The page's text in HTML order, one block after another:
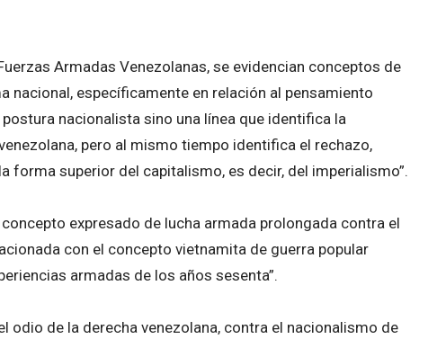
Armadas Venezolanas, se evidencian conceptos de
nacional, específicamente en relación al pensamiento
nacionalista sino una línea que identifica la
pero al mismo tiempo identifica el rechazo,
forma superior del capitalismo, es decir, del imperialismo”.
expresado de lucha armada prolongada contra el
con el concepto vietnamita de guerra popular
armadas de los años sesenta”.
odio de la derecha venezolana, contra el nacionalismo de